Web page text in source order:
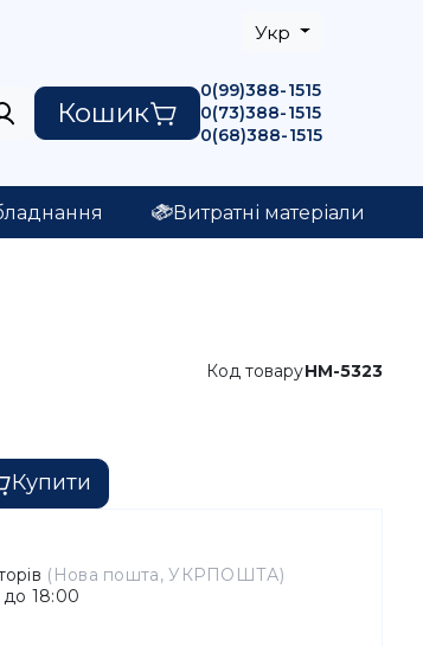
Укр
Кошик
0(99)388-1515
0(73)388-1515
0(68)388-1515
Витратні матеріали
Код товаруHM-5323
Купити
(Нова пошта, УКРПОШТА)
до 18:00